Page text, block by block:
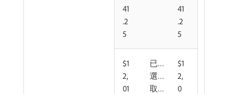
41
.2
5
41
.2
5
$1
2,
01
已
選
取
$1
2,
0